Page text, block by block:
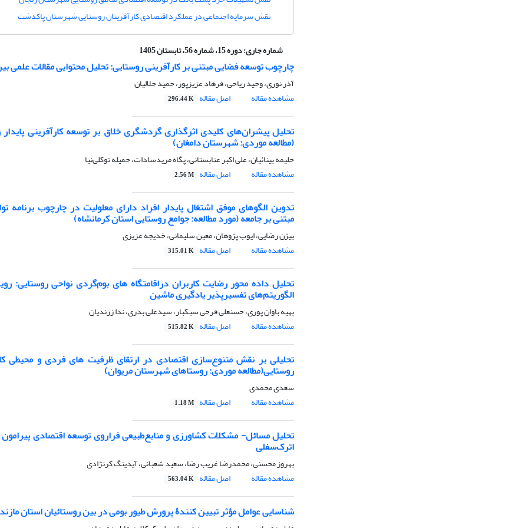
نقش سرمایه اجتماعی در عملکرد اقتصادی کارآفرینان روستایی شهرستان پاکدشت
شماره جاری:دوره 15، شماره 56، تابستان 1405
چارچوب توسعه فضایی مبتنی بر کارآفرینی روستایی: تحلیل محتوایی مقالات علمی
آذر نوری، وحید ریاحی، فرهاد عزیزپور، حمید جلالیان
مشاهده مقاله
اصل مقاله 296.44 K
تحلیل پیشران‌های کلیدی اثرگذاری گردشگری خلاق بر توسعه کارآفرینی
(مطالعه موردی: شهرستان دامغان)
حلیمه بینائیان، علی اکبر عنابستانی، پگاه مریدسادات، جمیله توکلی‌نیا
مشاهده مقاله
اصل مقاله 2.56 M
تدوین الگوهای موفق اشتغال پایدار افراد دارای معلولیت در چارچوب برنامه
مبتنی بر جامعه (مورد مطالعه: جوامع روستایی استان کرمانشاه)
بیژن رضایی، ایوب پژوهان، معین سلیمانی، خدیجه عزیزی
مشاهده مقاله
اصل مقاله 315.01 K
تحلیل داده محور رضایت کاربران دراقامتگاه های بوم‌گردی نواحی روستایی:
الگوریتم‌های تفسیر‌پذیر یادگیری ماشین
بهیه باوان پوری، حسنعلی فرجی سبکبار، سیدعلی بدری، ندا زرندیان
مشاهده مقاله
اصل مقاله 515.82 K
تحلیلی بر نقش متنوع‌سازی اقتصادی در ارتقای ظرفیت های فردی و محیطی
روستایی(مطالعه موردی: روستاهای شهرستان مریوان)
سعدی محمدی
مشاهده مقاله
اصل مقاله 1.18 M
تحلیل مسائل- مشکلات کشاورزی و منابع‌طبیعی فراروی توسعه اقتصادی پیرامون
اترک‌سفلی
بهروز محسنی، محمدرضا غریب رضا، سعید شعبانی، آیدینگ کرنژادی
مشاهده مقاله
اصل مقاله 563.04 K
شناسایی عوامل مؤثر تبیین کنندۀ پرورش طیور بومی در بین روستائیان استان